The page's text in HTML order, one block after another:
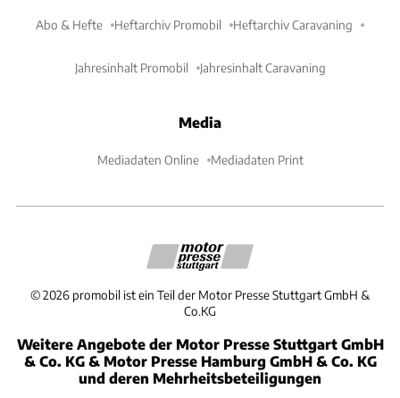
Abo & Hefte Heftarchiv Promobil Heftarchiv Caravaning
Jahresinhalt Promobil Jahresinhalt Caravaning
Media
Mediadaten Online Mediadaten Print
©2026 promobil ist ein Teil der Motor Presse Stuttgart GmbH &
Co.KG
Weitere Angebote der Motor Presse Stuttgart GmbH
& Co. KG & Motor Presse Hamburg GmbH & Co. KG
und deren Mehrheitsbeteiligungen